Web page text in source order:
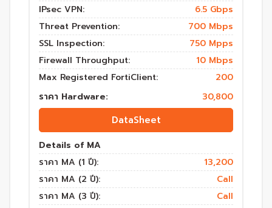
IPsec VPN:
6.5 Gbps
Threat Prevention:
700 Mbps
SSL Inspection:
750 Mpps
Firewall Throughput:
10 Mbps
Max Registered FortiClient:
200
ราคา Hardware:
30,800
DataSheet
Details of MA
ราคา MA (1 ปี):
13,200
ราคา MA (2 ปี):
Call
ราคา MA (3 ปี):
Call